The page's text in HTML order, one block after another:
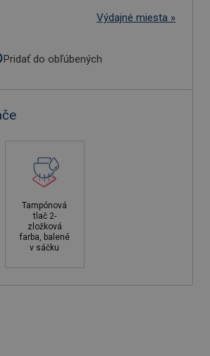
Výdajné miesta »
Pridať do obľúbených
Tampónová
tlač 2-
zložková
farba, balené
v sáčku